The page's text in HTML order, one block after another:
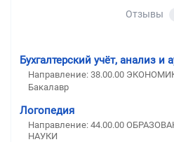
Отзывы
Бухгалтерский учёт, анализ и
Направление: 38.00.00
Бакалавр
Логопедия
Направление: 44.00.00
НАУКИ